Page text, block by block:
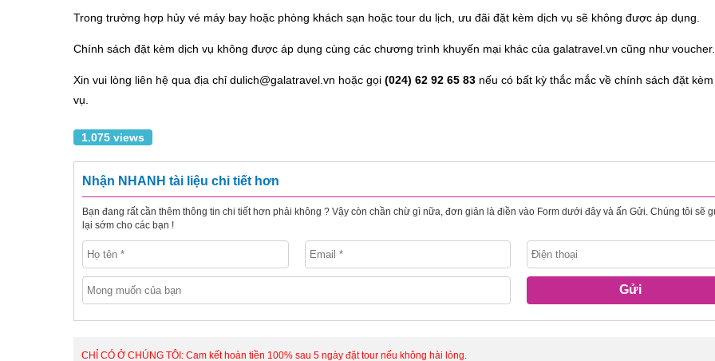
Trong trường hợp hủy vé máy bay hoặc phòng khách sạn hoặc tour du lịch, ưu đãi đặt kèm dịch vụ sẽ không được áp dụng.
Chính sách đặt kèm dịch vụ không được áp dụng cùng các chương trình khuyến mại khác của galatravel.vn cũng như voucher.
Xin vui lòng liên hệ qua địa chỉ dulich@galatravel.vn hoặc gọi (024) 62 92 65 83 nếu có bất kỳ thắc mắc về chính sách đặt
vụ.
1.075 views
Nhận NHANH tài liệu chi tiết hơn
Bạn đang rất cần thêm thông tin chi tiết hơn phải không ? Vậy còn chần chừ gì nữa, đơn giản là điền vào Form dưới đây và ấn Gửi. Chúng tôi sẽ
lại sớm cho các bạn !
Gửi
CHỈ CÓ Ở CHÚNG TÔI: Cam kết hoàn tiền 100% sau 5 ngày đặt tour nếu không hài lòng.